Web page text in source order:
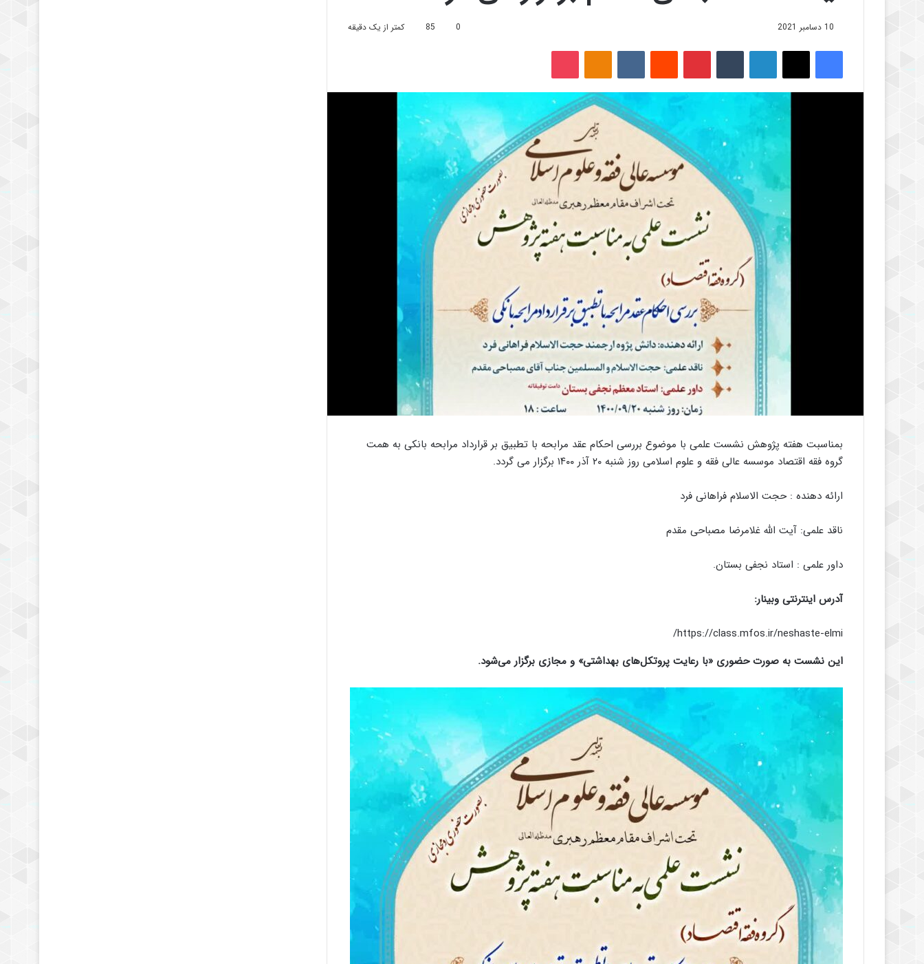
10 دسامبر 2021 0
85 کمتر از یک دقیقه
فیس بوک لینکدین ‫پین‌ترست ‫رددیت
بمناسبت هفته پژوهش نشست علمی با موضوع بررسی احکام عقد مرابحه با تطبیق بر قرارداد مرابحه بانکی به همت
گروه فقه اقتصاد موسسه عالی فقه و علوم اسلامی روز شنبه ۲۰ آذر ۱۴۰۰ برگزار می گردد.
ارائه دهنده : حجت الاسلام فراهانی فرد
ناقد علمی: آیت الله غلامرضا مصباحی مقدم
داور علمی : استاد نجفی بستان.
آدرس اینترنتی وبینار:
https://class.mfos.ir/neshaste-elmi/
این نشست به صورت حضوری «با رعایت پروتکل‌های بهداشتی» و مجازی برگزار می‌شود.